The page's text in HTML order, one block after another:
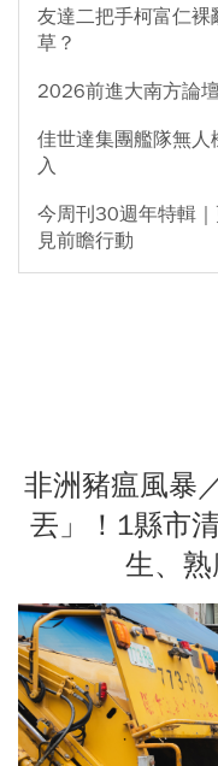
友達二把手柯富仁
草？
2026前進大南方論
佳世達集團艦隊無人
入
今周刊30週年特輯
見前瞻行動
非洲豬瘟風暴
丟」！1縣市
生、熟